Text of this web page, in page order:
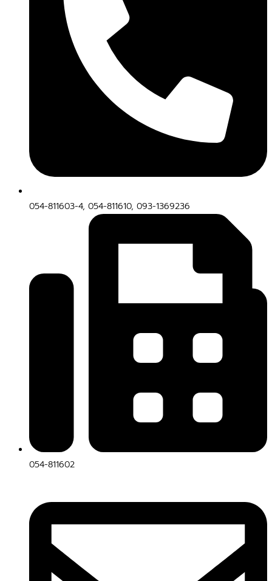
054-811603-4, 054-811610, 093-1369236
054-811602